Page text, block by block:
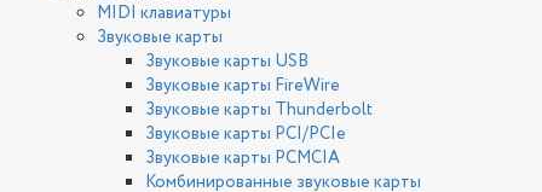
MIDI клавиатуры
Звуковые карты
Звуковые карты USB
Звуковые карты FireWire
Звуковые карты Thunderbolt
Звуковые карты PCI/PCIe
Звуковые карты PCMCIA
Комбинированные звуковые карты